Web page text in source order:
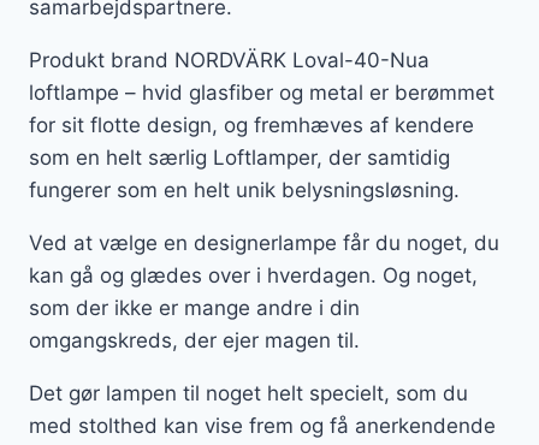
samarbejdspartnere.
Produkt brand NORDVÄRK Loval-40-Nua
loftlampe – hvid glasfiber og metal er berømmet
for sit flotte design, og fremhæves af kendere
som en helt særlig Loftlamper, der samtidig
fungerer som en helt unik belysningsløsning.
Ved at vælge en designerlampe får du noget, du
kan gå og glædes over i hverdagen. Og noget,
som der ikke er mange andre i din
omgangskreds, der ejer magen til.
Det gør lampen til noget helt specielt, som du
med stolthed kan vise frem og få anerkendende